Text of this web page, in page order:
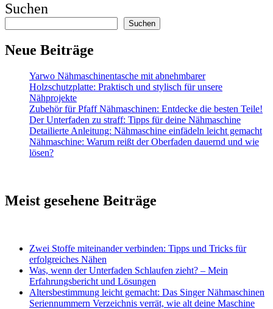
Suchen
Suchen
Neue Beiträge
Yarwo Nähmaschinentasche mit abnehmbarer
Holzschutzplatte: Praktisch und stylisch für unsere
Nähprojekte
Zubehör für Pfaff Nähmaschinen: Entdecke die besten Teile!
Der Unterfaden zu straff: Tipps für deine Nähmaschine
Detailierte Anleitung: Nähmaschine einfädeln leicht gemacht
Nähmaschine: Warum reißt der Oberfaden dauernd und wie
lösen?
Meist gesehene Beiträge
Zwei Stoffe miteinander verbinden: Tipps und Tricks für
erfolgreiches Nähen
Was, wenn der Unterfaden Schlaufen zieht? – Mein
Erfahrungsbericht und Lösungen
Altersbestimmung leicht gemacht: Das Singer Nähmaschinen
Seriennummern Verzeichnis verrät, wie alt deine Maschine